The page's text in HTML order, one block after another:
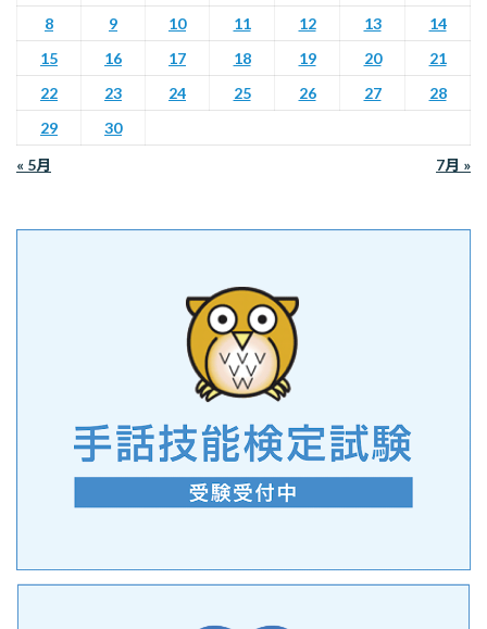
8
9 10 11 12 13
14
15
16 17 18 19 20
21
22
23 24 25 26 27
28
29
30
« 5月
7月 »